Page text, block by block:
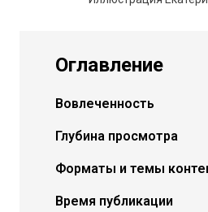
Оглавление
Вовлеченность
Глубина просмотра
Форматы и темы
Время публикации